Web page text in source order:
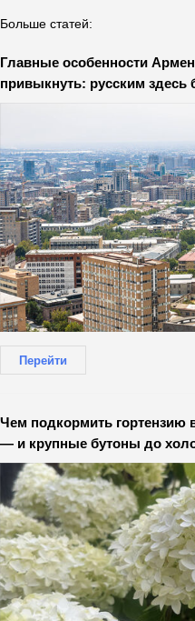
Больше статей:
Главные особенности
привыкнуть: русским здесь
Перейти
Чем подкормить гортензию
— и крупные бутоны до